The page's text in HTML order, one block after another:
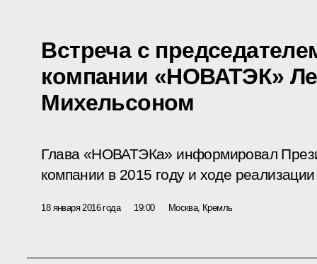
Встреча с
компании «НОВАТЭК»
Михельсоном
Глава «НОВАТЭКа» информировал
компании в 2015 году и ходе
18 января 2016 года 19:00 Москва, Кремль